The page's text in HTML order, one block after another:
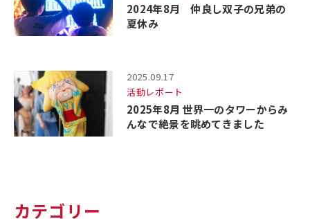
2024年8月 仲良し双子の兄弟の
夏休み
2025.09.17
活動レポート
2025年8月 世界一のタワーからみ
んなで絶景を眺めてきました
カテゴリー